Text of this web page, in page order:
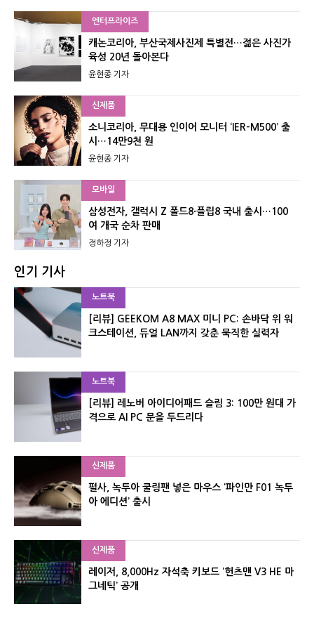
엔터프라이즈
캐논코리아, 부산국제사진제 특별전…젊은 사진가
육성 20년 돌아본다
윤현종 기자
신제품
소니코리아, 무대용 인이어 모니터 ‘IER-M500’ 출
시…14만9천 원
윤현종 기자
모바일
삼성전자, 갤럭시 Z 폴드8·플립8 국내 출시…100
여 개국 순차 판매
정하정 기자
인기 기사
노트북
[리뷰] GEEKOM A8 MAX 미니 PC: 손바닥 위 워
크스테이션, 듀얼 LAN까지 갖춘 묵직한 실력자
노트북
[리뷰] 레노버 아이디어패드 슬림 3: 100만 원대 가
격으로 AI PC 문을 두드리다
신제품
펄사, 녹투아 쿨링팬 넣은 마우스 ‘파인만 F01 녹투
아 에디션’ 출시
신제품
레이저, 8,000Hz 자석축 키보드 ‘헌츠맨 V3 HE 마
그네틱’ 공개